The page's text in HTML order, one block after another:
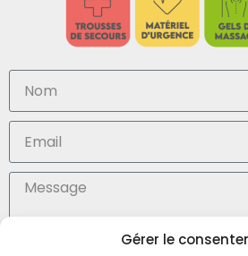
Gérer le
En soumettant ce formulaire,